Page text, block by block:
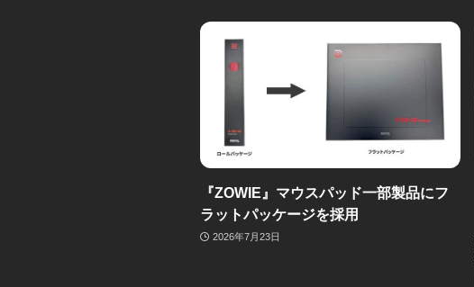
『ZOWIE』マウスパッド一部製品にフ
ラットパッケージを採用
2026年7月23日